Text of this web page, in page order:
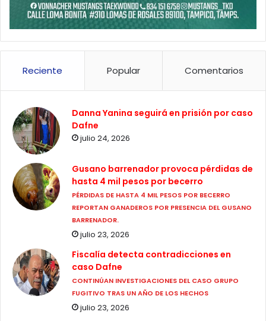
Reciente Popular Comentarios
Danna Yanina seguirá en prisión por caso
Dafne
julio 24, 2026
Gusano barrenador provoca pérdidas de
hasta 4 mil pesos por becerro
PÉRDIDAS DE HASTA 4 MIL PESOS POR BECERRO
REPORTAN GANADEROS POR PRESENCIA DEL GUSANO
BARRENADOR.
julio 23, 2026
Fiscalía detecta contradicciones en
caso Dafne
CONTINÚAN INVESTIGACIONES DEL CASO GRUPO
FUGITIVO TRAS UN AÑO DE LOS HECHOS
julio 23, 2026